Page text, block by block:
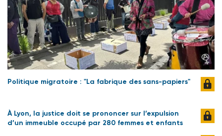
Politique migratoire : "La fabrique des sans-papiers"
À Lyon, la justice doit se prononcer sur l’expulsion
d’un immeuble occupé par 280 femmes et enfants